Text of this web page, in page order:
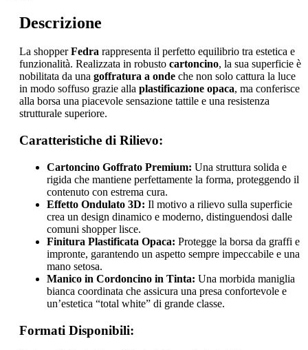
Descrizione
La shopperFedra rappresenta il perfetto equilibrio tra estetica e
funzionalità. Realizzata in robusto cartoncino, la sua superficie è
nobilitata da una goffratura a onde che non solo cattura la luce
in modo soffuso grazie alla plastificazione opaca, ma conferisce
alla borsa una piacevole sensazione tattile e una resistenza
strutturale superiore.
Caratteristiche di Rilievo:
Cartoncino Goffrato Premium: Una struttura solida e
rigida che mantiene perfettamente la forma, proteggendo il
contenuto con estrema cura.
Effetto Ondulato 3D: Il motivo a rilievo sulla superficie
crea un design dinamico e moderno, distinguendosi dalle
comuni shopper lisce.
Finitura Plastificata Opaca: Protegge la borsa da graffi e
impronte, garantendo un aspetto sempre impeccabile e una
mano setosa.
Manico in Cordoncino in Tinta: Una morbida maniglia
bianca coordinata che assicura una presa confortevole e
un’estetica “total white” di grande classe.
Formati Disponibili: